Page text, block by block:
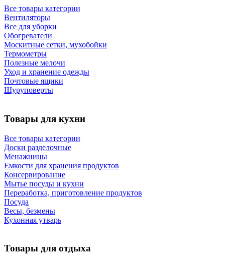
Все товары категории
Вентиляторы
Все для уборки
Обогреватели
Москитные сетки, мухобойки
Термометры
Полезные мелочи
Уход и хранение одежды
Почтовые ящики
Шуруповерты
Товары для кухни
Все товары категории
Доски разделочные
Менажницы
Емкости для хранения продуктов
Консервирование
Мытье посуды и кухни
Переработка, приготовление продуктов
Посуда
Весы, безмены
Кухонная утварь
Товары для отдыха